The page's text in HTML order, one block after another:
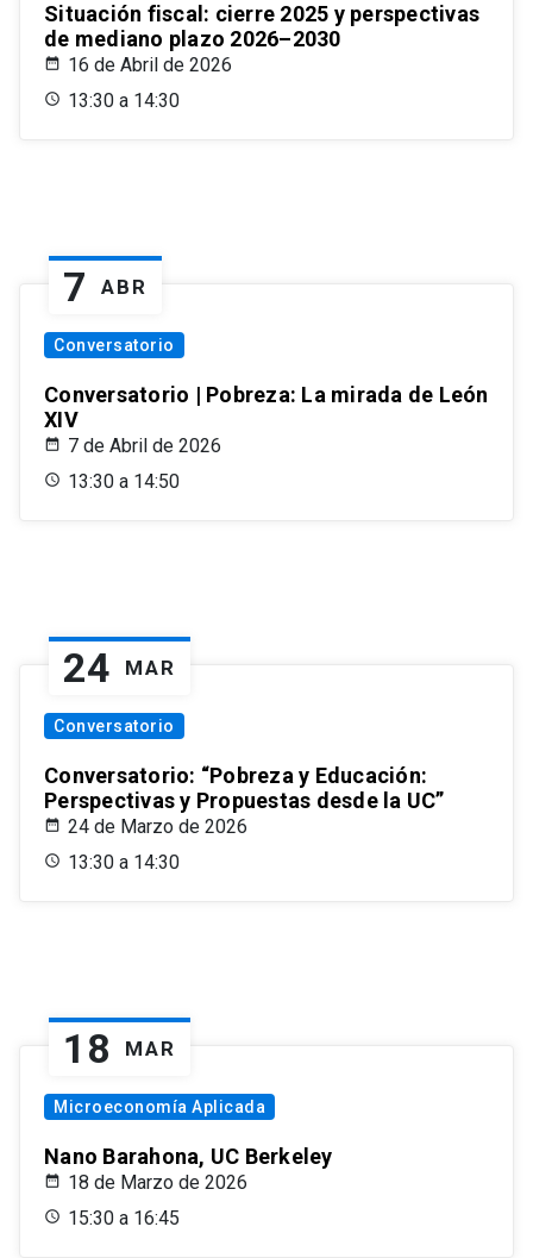
Situación fiscal: cierre 2025 y perspectivas
de mediano plazo 2026–2030
16 de Abril de 2026
13:30 a 14:30
7 ABR
Conversatorio
Conversatorio | Pobreza: La mirada de León
XIV
7 de Abril de 2026
13:30 a 14:50
24 MAR
Conversatorio
Conversatorio: “Pobreza y Educación:
Perspectivas y Propuestas desde la UC”
24 de Marzo de 2026
13:30 a 14:30
18 MAR
Microeconomía Aplicada
Nano Barahona, UC Berkeley
18 de Marzo de 2026
15:30 a 16:45